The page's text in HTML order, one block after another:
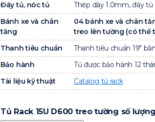
Đáy tủ, nóc tủ
Thép dày 1.0mm, đáy
Bánh xe và chân
tăng
04 bánh xe và chân
treo lên tường (có thể
Thanh tiêu chuẩn
Thanh tiêu chuẩn 19″
Bảo hành
Tủ được bảo hành 12
Tài liệu kỹ thuật
Catalog tủ rack
Tủ Rack 15U D600 treo tường số lượng